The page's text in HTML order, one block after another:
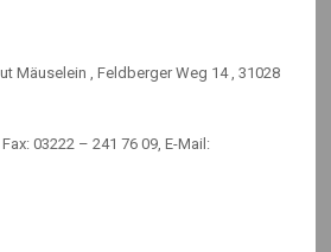
No Comments
Mäuselein , Feldberger Weg 14 , 31028
03222 – 241 76 09, E-Mail: